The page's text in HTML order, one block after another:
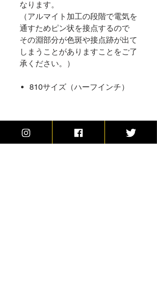
なります。
（アルマイト加工の段階で電気を
通すためピン状を接点するので
その淵部分が色斑や接点跡が出て
しまうことがありますことをご了
承ください。）
810サイズ（ハーフインチ）
商品の発送について